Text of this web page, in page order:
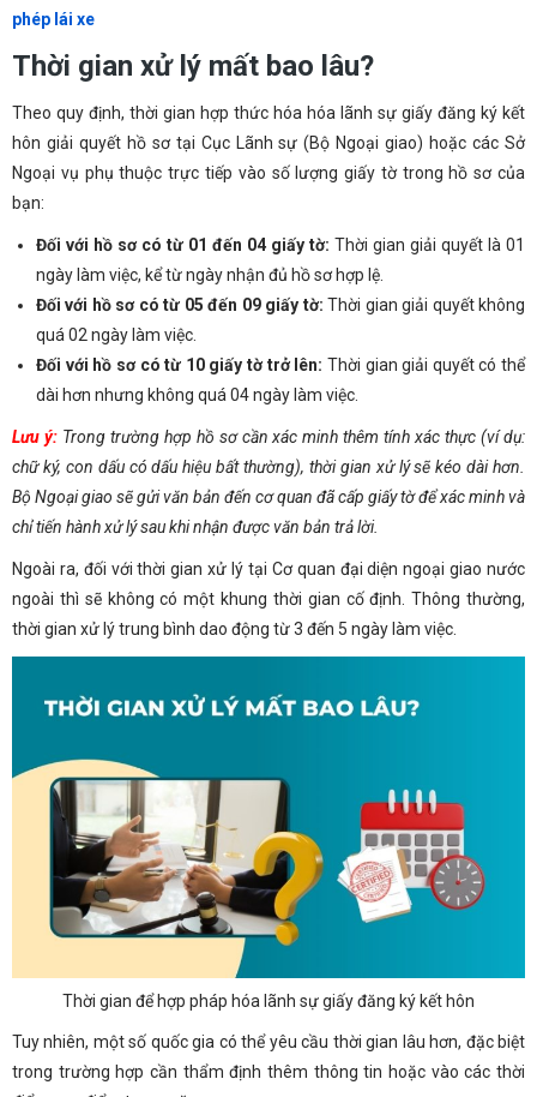
phép lái xe
Thời gian xử lý mất bao lâu?
Theo quy định, thời gian hợp thức hóa hóa lãnh sự giấy đăng ký kết
hôn giải quyết hồ sơ tại Cục Lãnh sự (Bộ Ngoại giao) hoặc các Sở
Ngoại vụ phụ thuộc trực tiếp vào số lượng giấy tờ trong hồ sơ của
bạn:
Đối với hồ sơ có từ 01 đến 04 giấy tờ: Thời gian giải quyết là 01
ngày làm việc, kể từ ngày nhận đủ hồ sơ hợp lệ.
Đối với hồ sơ có từ 05 đến 09 giấy tờ: Thời gian giải quyết không
quá 02 ngày làm việc.
Đối với hồ sơ có từ 10 giấy tờ trở lên: Thời gian giải quyết có thể
dài hơn nhưng không quá 04 ngày làm việc.
Lưu ý: Trong trường hợp hồ sơ cần xác minh thêm tính xác thực (ví dụ:
chữ ký, con dấu có dấu hiệu bất thường), thời gian xử lý sẽ kéo dài hơn.
Bộ Ngoại giao sẽ gửi văn bản đến cơ quan đã cấp giấy tờ để xác minh và
chỉ tiến hành xử lý sau khi nhận được văn bản trả lời.
Ngoài ra, đối với thời gian xử lý tại Cơ quan đại diện ngoại giao nước
ngoài thì sẽ không có một khung thời gian cố định. Thông thường,
thời gian xử lý trung bình dao động từ 3 đến 5 ngày làm việc.
Thời gian để hợp pháp hóa lãnh sự giấy đăng ký kết hôn
Tuy nhiên, một số quốc gia có thể yêu cầu thời gian lâu hơn, đặc biệt
trong trường hợp cần thẩm định thêm thông tin hoặc vào các thời